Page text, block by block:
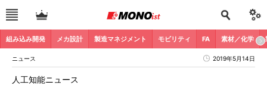
組み込み開発 メカ設計 製造マネジメント モビリティ FA 素材／化学
ニュース 2019年5月14日
人工知能ニュース